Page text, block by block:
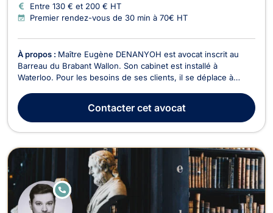
Entre 130 € et 200 € HT
Premier rendez-vous de 30 min à 70€ HT
À propos : Maître Eugène DENANYOH est avocat inscrit au
Barreau du Brabant Wallon. Son cabinet est installé à
Waterloo. Pour les besoins de ses clients, il se déplace à
du Royaume. Maître Eugène DENANYOH intervient en droit de
la faillite, pour les procédures sur aveu ou s...
Contactercet avocat
E
N